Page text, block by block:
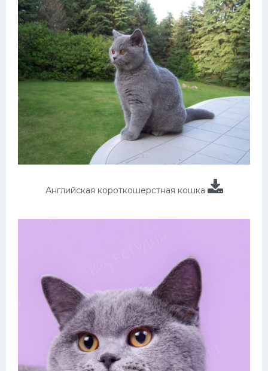
Английская короткошерстная кошка